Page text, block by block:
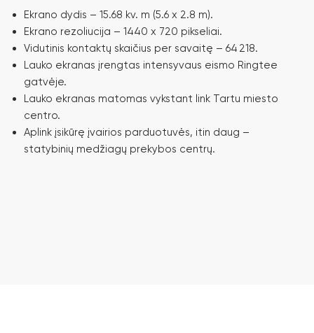
Ekrano dydis – 15.68 kv. m (5.6 x 2.8 m).
Ekrano rezoliucija – 1440 x 720 pikseliai.
Vidutinis kontaktų skaičius per savaitę – 64 218.
Lauko ekranas įrengtas intensyvaus eismo Ringtee
gatvėje.
Lauko ekranas matomas vykstant link Tartu miesto
centro.
Aplink įsikūrę įvairios parduotuvės, itin daug –
statybinių medžiagų prekybos centrų.